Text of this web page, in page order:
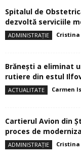
Spitalul de
dezvoltă serviciile
ADMINISTRAȚIE Cristina
Brănești a eliminat
rutiere din estul
ACTUALITATE Carmen
Cartierul Avion din
proces de
ADMINISTRAȚIE Cristina